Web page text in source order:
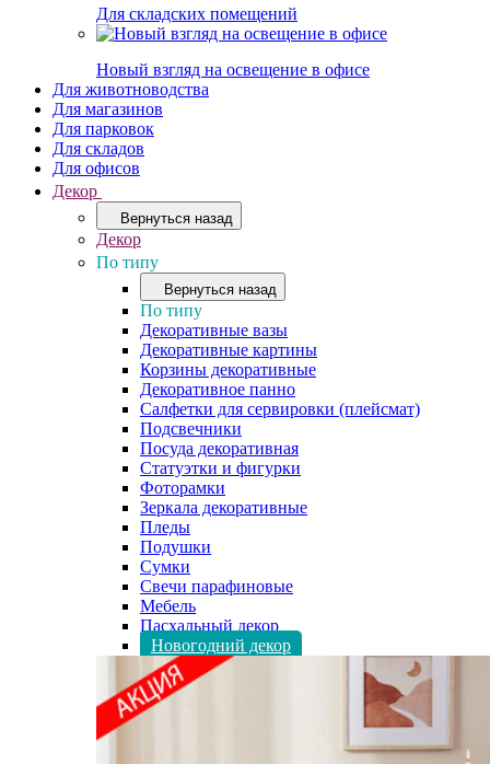
Для складских помещений
Новый взгляд на освещение в офисе
Для животноводства
Для магазинов
Для парковок
Для складов
Для офисов
Декор
Вернуться назад
Декор
По типу
Вернуться назад
По типу
Декоративные вазы
Декоративные картины
Корзины декоративные
Декоративное панно
Салфетки для сервировки (плейсмат)
Подсвечники
Посуда декоративная
Статуэтки и фигурки
Фоторамки
Зеркала декоративные
Пледы
Подушки
Сумки
Свечи парафиновые
Мебель
Пасхальный декор
Новогодний декор